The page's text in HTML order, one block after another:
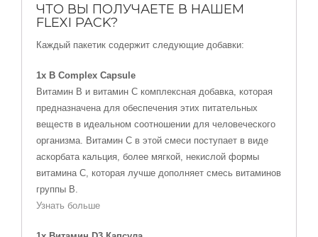
ЧТО ВЫ ПОЛУЧАЕТЕ В НАШЕМ
FLEXI PACK?
Каждый пакетик содержит следующие добавки:
1x B Complex Capsule
Витамин В и витамин С комплексная добавка, которая
предназначена для обеспечения этих питательных
веществ в идеальном соотношении для человеческого
организма. Витамин С в этой смеси поступает в виде
аскорбата кальция, более мягкой, некислой формы
витамина С, которая лучше дополняет смесь витаминов
группы В.
Узнать больше